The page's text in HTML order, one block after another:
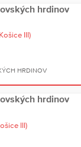
hrdinov
III)
HRDINOV
hrdinov
III)